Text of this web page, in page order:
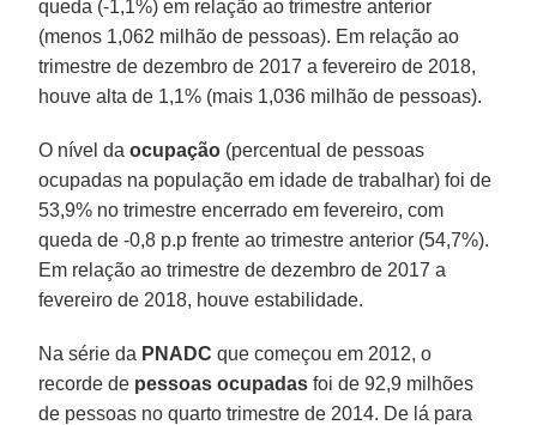
queda (-1,1%) em relação ao trimestre anterior
(menos 1,062 milhão de pessoas). Em relação ao
trimestre de dezembro de 2017 a fevereiro de 2018,
houve alta de 1,1% (mais 1,036 milhão de pessoas).
O nível daocupação (percentual de pessoas
ocupadas na população em idade de trabalhar) foi de
53,9% no trimestre encerrado em fevereiro, com
queda de -0,8 p.p frente ao trimestre anterior (54,7%).
Em relação ao trimestre de dezembro de 2017 a
fevereiro de 2018, houve estabilidade.
Na série da PNADC que começou em 2012, o
recorde de pessoas ocupadas foi de 92,9 milhões
de pessoas no quarto trimestre de 2014. De lá para